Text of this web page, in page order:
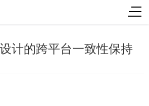
计的跨平台一致性保持